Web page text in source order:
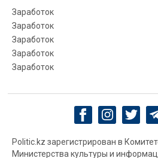
Заработок
Заработок
Заработок
Заработок
Заработок
Politic.kz зарегистрирован в
Министерства культуры и